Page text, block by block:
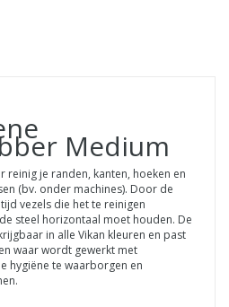
Medium
reinig je randen, kanten, hoeken en
(bv. onder machines). Door de
vezels die het te reinigen
steel horizontaal moet houden. De
in alle Vikan kleuren en past
waar wordt gewerkt met
hygiëne te waarborgen en